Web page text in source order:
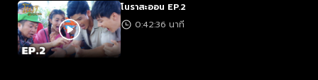
โนราสะออน EP.2
0:42:36 นาที